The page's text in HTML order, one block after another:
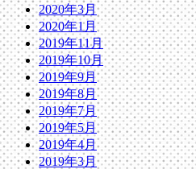
2020年3月
2020年1月
2019年11月
2019年10月
2019年9月
2019年8月
2019年7月
2019年5月
2019年4月
2019年3月